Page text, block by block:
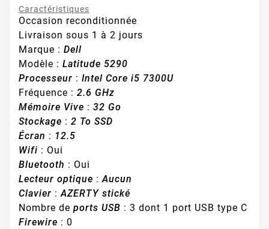
Caractéristiques
Occasion reconditionnée
Livraison sous 1 à 2 jours
Marque : Dell
Modèle : Latitude 5290
Processeur : Intel Core i5 7300U
Fréquence : 2.6 GHz
Mémoire Vive : 32 Go
Stockage : 2 To SSD
Écran : 12.5
Wifi : Oui
Bluetooth : Oui
Lecteur optique :Aucun
Clavier :AZERTY stické
Nombre de ports USB : 3 dont 1 port USB type C
Firewire : 0